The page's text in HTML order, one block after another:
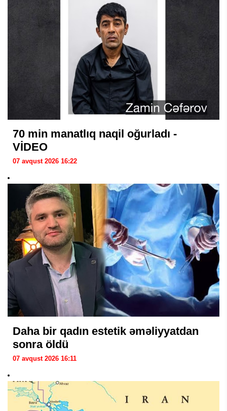
70 min manatlıq naqil oğurladı -
VİDEO
07 avqust 2026 16:22
Daha bir qadın estetik əməliyyatdan
sonra öldü
07 avqust 2026 16:11